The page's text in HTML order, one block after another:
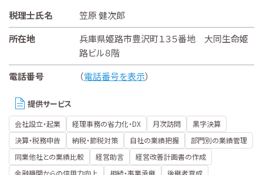
税理士氏名
笠原 健次郎
所在地
兵庫県姫路市豊沢町１３５番地 大同生命姫
路ビル８階
電話番号
（電話番号を表示）
提供サービス
会社設立・起業 経理事務の省力化・DX 月次訪問
黒字決算
決算・税務申告
納税・節税対策 自社の業績把握
部門別の業績管理
同業他社との業績比較
経営助言
経営改善計画書の作成
金融機関からの信用力向上
相続・事業承継 後継者育成